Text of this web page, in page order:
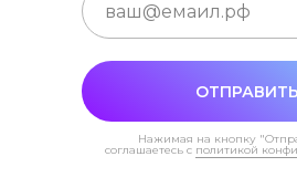
ОТПРАВИТЬ
Нажимая на кнопку
соглашаетесь с политикой